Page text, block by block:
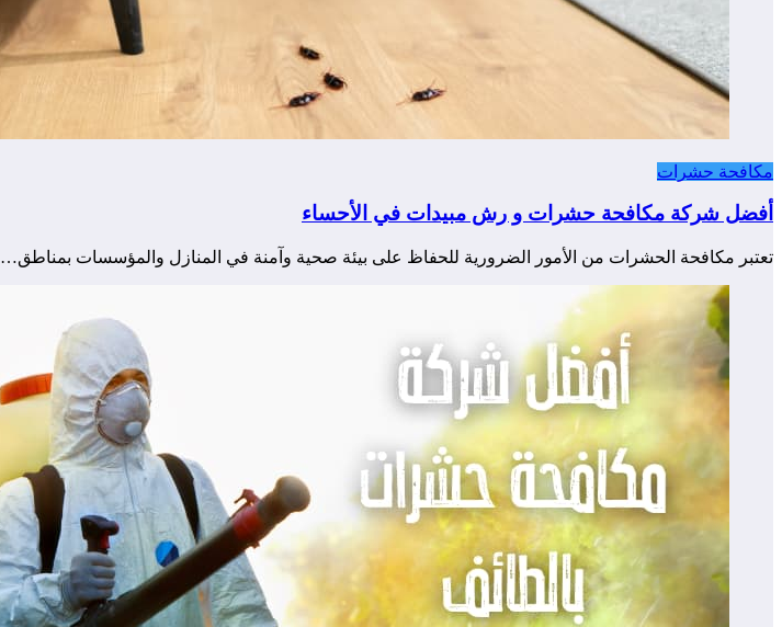
مكافحة حشرات
أفضل شركة مكافحة حشرات و رش مبيدات في الأحساء
تعتبر مكافحة الحشرات من الأمور الضرورية للحفاظ على بيئة صحية وآمنة في المنازل والمؤسسات بمناطق…